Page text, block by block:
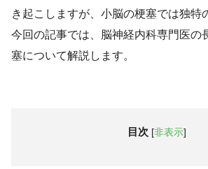
き起こしますが、小脳の梗塞では独特
今回の記事では、脳神経内科専門医の
塞について解説します。
目次 [非表示]